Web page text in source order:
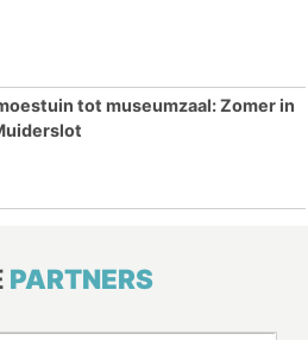
tot museumzaal: Zomer in
PARTNERS